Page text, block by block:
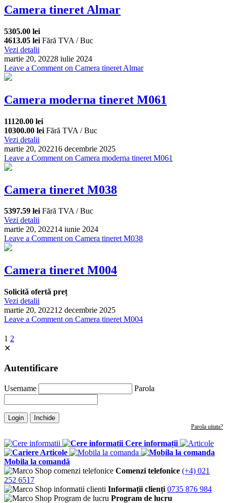
Camera tineret Almar
5305.00 lei
4613.05 lei Fără TVA / Buc
Vezi detalii
martie 20, 20228 iulie 2024
Leave a Comment on Camera tineret Almar
Camera moderna tineret M061
11120.00 lei
10300.00 lei Fără TVA / Buc
Vezi detalii
martie 20, 202216 decembrie 2025
Leave a Comment on Camera moderna tineret M061
Camera tineret M038
5397.59 lei Fără TVA / Buc
Vezi detalii
martie 20, 202214 iunie 2024
Leave a Commenton Camera tineret M038
Camera tineret M004
Solicită ofertă preț
Vezi detalii
martie 20, 202212 decembrie 2025
Leave a Comment on Camera tineret M004
1 2
✕
Autentificare
Username Parola
Login Inchide
Parola uitata?
Cere informații
Articole
Mobila la comandă
Comenzi telefonice (+4) 021
252 6517
Informații clienți 0735 876 984
Program de lucru